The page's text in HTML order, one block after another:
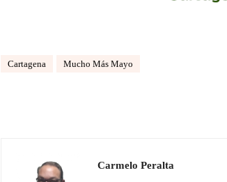
Cartagena Mucho Más Mayo
Carmelo Peralta